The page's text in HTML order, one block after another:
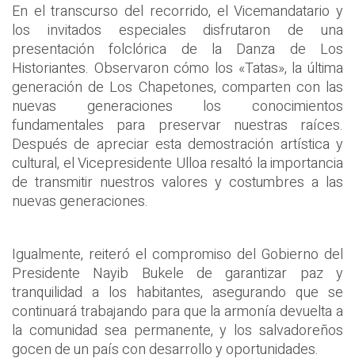
En el transcurso del recorrido, el Vicemandatario y
los invitados especiales disfrutaron de una
presentación folclórica de la Danza de Los
Historiantes. Observaron cómo los «Tatas», la última
generación de Los Chapetones, comparten con las
nuevas generaciones los conocimientos
fundamentales para preservar nuestras raíces.
Después de apreciar esta demostración artística y
cultural, el Vicepresidente Ulloa resaltó la importancia
de transmitir nuestros valores y costumbres a las
nuevas generaciones.
Igualmente, reiteró el compromiso del Gobierno del
Presidente Nayib Bukele de garantizar paz y
tranquilidad a los habitantes, asegurando que se
continuará trabajando para que la armonía devuelta a
la comunidad sea permanente, y los salvadoreños
gocen de un país con desarrollo y oportunidades.